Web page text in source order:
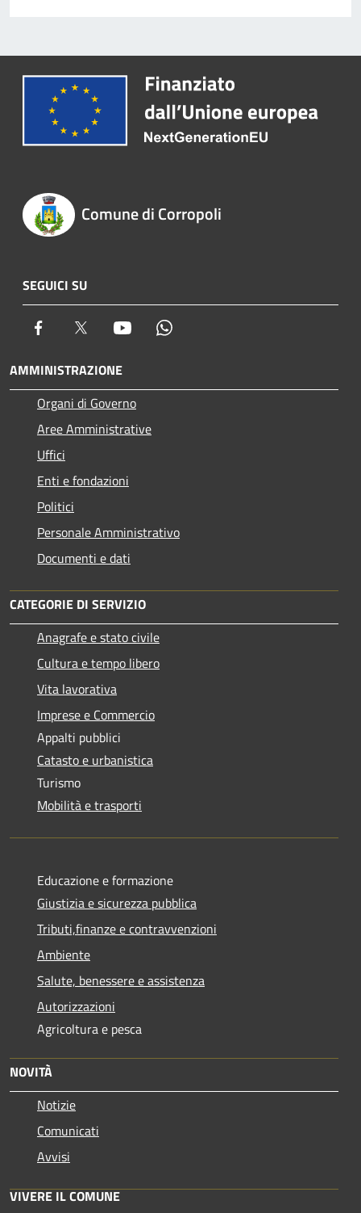
Comune di Corropoli
SEGUICI SU
Facebook Twitter Youtube
AMMINISTRAZIONE
Organi di Governo
Aree Amministrative
Uffici
Enti e fondazioni
Politici
Personale Amministrativo
Documenti e dati
CATEGORIE DI SERVIZIO
Anagrafe e stato civile
Cultura e tempo libero
Vita lavorativa
Imprese e Commercio
Appalti pubblici
Catasto e urbanistica
Turismo
Mobilità e trasporti
Educazione e formazione
Giustizia e sicurezza pubblica
Tributi,finanze e contravvenzioni
Ambiente
Salute, benessere e assistenza
Autorizzazioni
Agricoltura e pesca
NOVITÀ
Notizie
Comunicati
Avvisi
VIVERE IL COMUNE